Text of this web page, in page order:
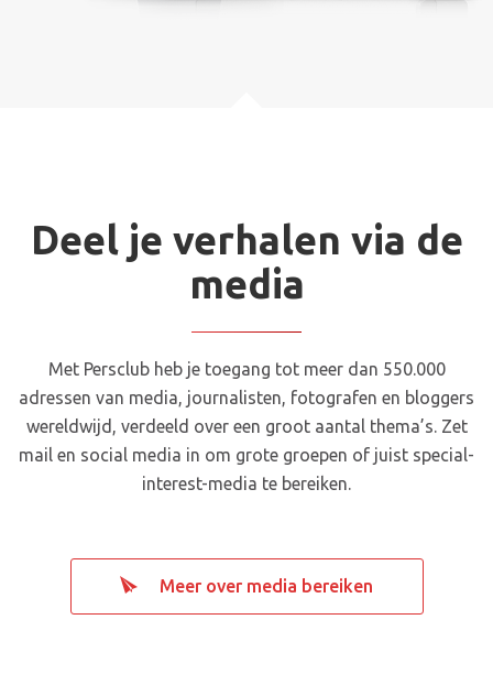
Deel je verhalen via de
media
Met Persclub heb je toegang tot meer dan 550.000
adressen van media, journalisten, fotografen en bloggers
wereldwijd, verdeeld over een groot aantal thema’s. Zet
mail en social media in om grote groepen of juist special-
interest-media te bereiken.
Meer over media bereiken